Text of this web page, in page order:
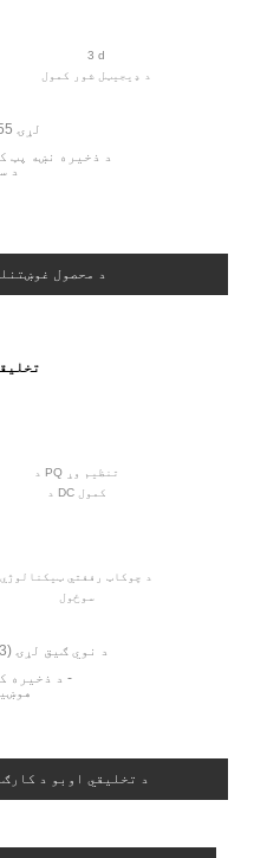
3 d
د ډیجیټل شور کمول
PD46 / 49/55 لړۍ
د ذخیره نښه پټ
د
د محصول
د PQ تنظیم وړ
د DC کمول
د چوکاټ رففتي ټیکنالوژي
سوځول
د نوي ګیق لړۍ (43 ~ 98 انچه)
د ذخیره کولو نښه بادل -
د تخلیقي اوبو د